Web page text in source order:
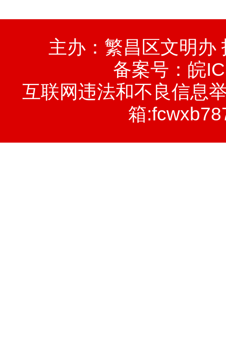
主办：繁昌区文明办
备案号： 皖
互联网违法和不良信息
箱